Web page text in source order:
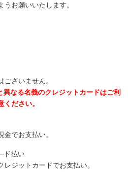
お願いいたします。
ざいません。
なる名義のクレジットカードはご利
ださい。
でお支払い。
ド払い
ジットカードでお支払い。